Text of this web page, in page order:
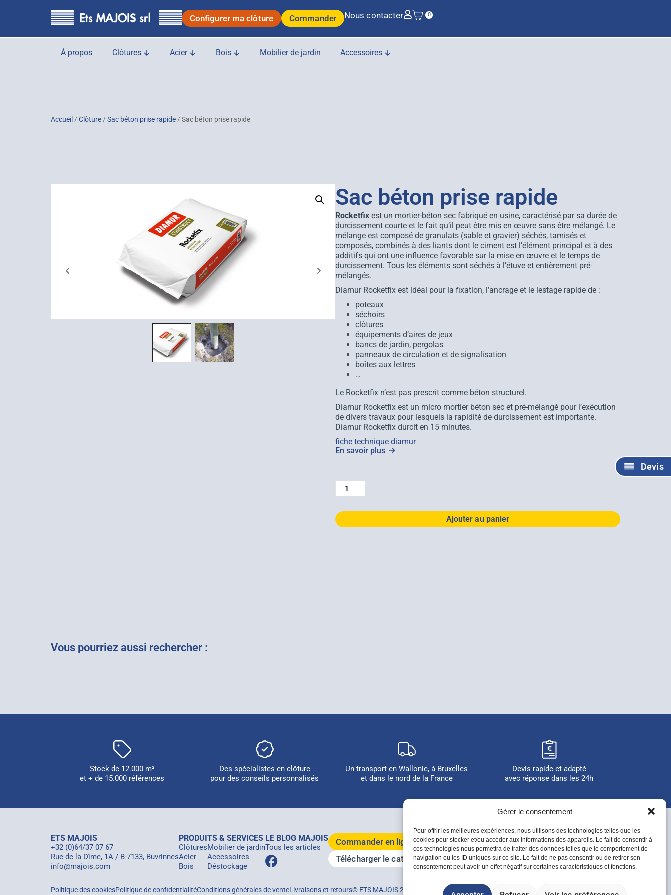
Gérer le consentement
Pour offrir les meilleures expériences, nous utilisons des technologies telles que les
cookies pour stocker et/ou accéder aux informations des appareils. Le fait de consentir à
ces technologies nous permettra de traiter des données telles que le comportement de
navigation ou les ID uniques sur ce site. Le fait de ne pas consentir ou de retirer son
consentement peut avoir un effet négatif sur certaines caractéristiques et fonctions.
Configurer ma clôture Commander Nous contacter 0
À propos Clôtures Acier Bois Mobilier de jardin Accessoires
Devis
Accueil / Clôture / Sac béton prise rapide / Sac béton prise rapide
Sac béton prise rapide
Rocketfix est un mortier-béton sec fabriqué en usine, caractérisé par sa durée de
durcissement courte et le fait qu’il peut être mis en œuvre sans être mélangé. Le
mélange est composé de granulats (sable et gravier) séchés, tamisés et
composés, combinés à des liants dont le ciment est l’élément principal et à des
additifs qui ont une influence favorable sur la mise en œuvre et le temps de
durcissement. Tous les éléments sont séchés à l’étuve et entièrement pré-
mélangés.
Diamur Rocketfix est idéal pour la fixation, l’ancrage et le lestage rapide de :
poteaux
séchoirs
clôtures
équipements d’aires de jeux
bancs de jardin, pergolas
panneaux de circulation et de signalisation
boîtes aux lettres
…
Le Rocketfix n’est pas prescrit comme béton structurel.
Diamur Rocketfix est un micro mortier béton sec et pré-mélangé pour l’exécution
de divers travaux pour lesquels la rapidité de durcissement est importante.
Diamur Rocketfix durcit en 15 minutes.
fiche technique diamur
En savoir plus
Ajouter au panier
Vous pourriez aussi rechercher :
Stock de 12.000 m²
et + de 15.000 références
Des spécialistes en clôture
pour des conseils personnalisés
Un transport en Wallonie, à Bruxelles
et dans le nord de la France
Devis rapide et adapté
avec réponse dans les 24h
ETS MAJOIS
+32 (0)64/37 07 67
Rue de la Dîme, 1A / B-7133, Buvrinnes
info@majois.com
PRODUITS & SERVICES
Clôtures
Acier
Bois
Mobilier de jardin
Accessoires
Déstockage
LE BLOG MAJOIS
Tous les articles
Commander en ligne
Télécharger le catalogue 2026
Politique des cookiesPolitique de confidentialitéConditions générales de venteLivraisons et retours© ETS MAJOIS 2026 - Tous droits réservés.